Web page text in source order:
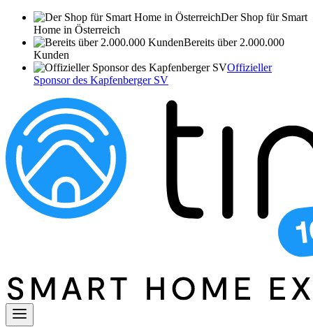
Der Shop für Smart
Home in Österreich
Bereits über 2.000.000
Kunden
Offizieller
Sponsor des Kapfenberger SV